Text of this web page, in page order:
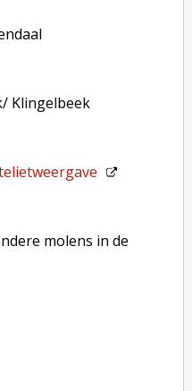
Klingelbeek
molens in de